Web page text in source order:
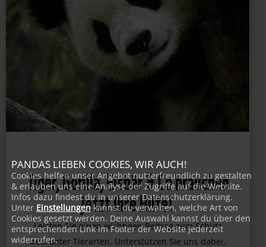
Tiger, Gorilla, Eisbär & Co brauchen
jetzt Ihre Hilfe!
Leisten Sie einen wichtigen Beitrag zum Schutz
PANDAS LIEBEN COOKIES, WIR AUCH!
Cookies helfen unser Angebot nutzerfreundlich zu gestalten
& erlauben uns eine Analyse der Zugriffe auf die Website.
Infos dazu findest du in unserer Datenschutzerklärung.
Unter Einstellungen kannst du verwalten, welche Art von
Cookies gesetzt werden. Deine Auswahl kannst du über den
entsprechenden Link im Footer der Website jederzeit
widerrufen.